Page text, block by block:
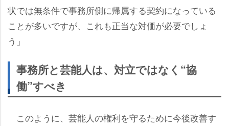
状では無条件で事務所側に帰属する契約になっている
ことが多いですが、これも正当な対価が必要でしょ
う」
事務所と芸能人は、対立ではなく“協
働”すべき
このように、芸能人の権利を守るために今後改善す